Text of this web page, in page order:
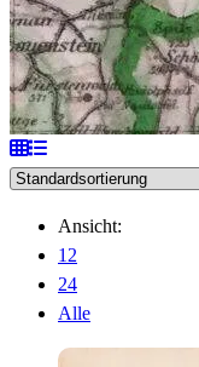
Ansicht:
12
24
Alle